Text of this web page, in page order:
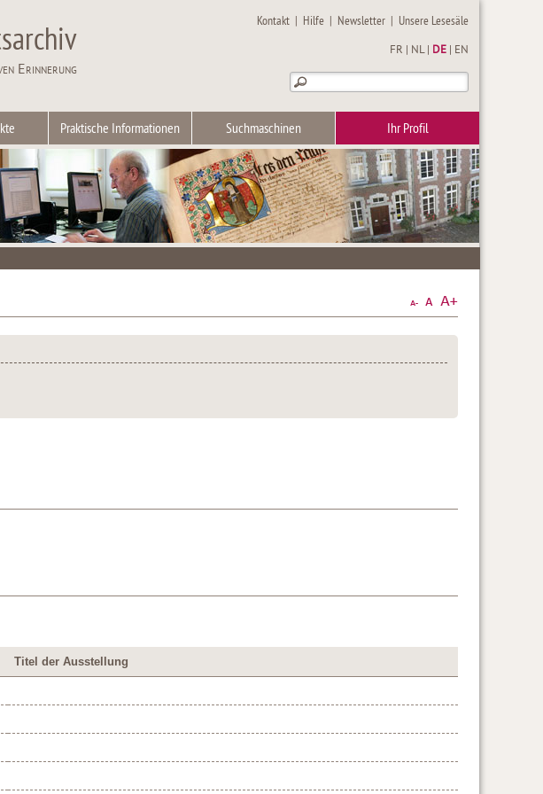
Erinnerung
Kontakt | Hilfe | Newsletter | Unsere Lesesäle
FR NL| DE EN
Praktische Informationen Suchmaschinen Ihr Profil
Titel der Ausstellung